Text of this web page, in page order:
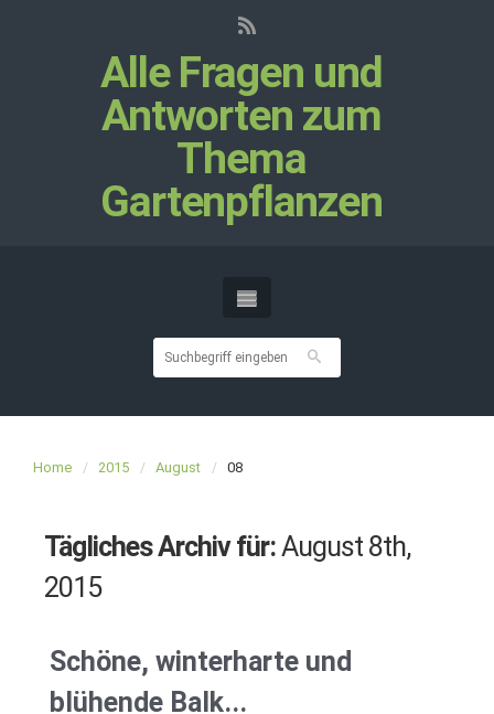
Alle Fragen und
Antworten zum
Thema
Gartenpflanzen
Home 2015 August 08
Tägliches Archiv für:August 8th,
2015
Schöne, winterharte und
blühende Balk...